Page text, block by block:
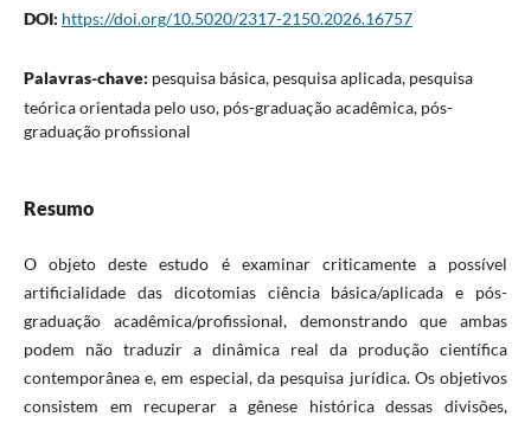
DOI: https://doi.org/10.5020/2317-2150.2026.16757
Palavras-chave: pesquisa básica, pesquisa aplicada, pesquisa
teórica orientada pelo uso, pós-graduação acadêmica, pós-
graduação profissional
Resumo
O objeto deste estudo é examinar criticamente a possível
artificialidade das dicotomias ciência básica/aplicada e pós-
graduação acadêmica/profissional, demonstrando que ambas
podem não traduzir a dinâmica real da produção científica
contemporânea e, em especial, da pesquisa jurídica. Os objetivos
consistem em recuperar a gênese histórica dessas divisões,